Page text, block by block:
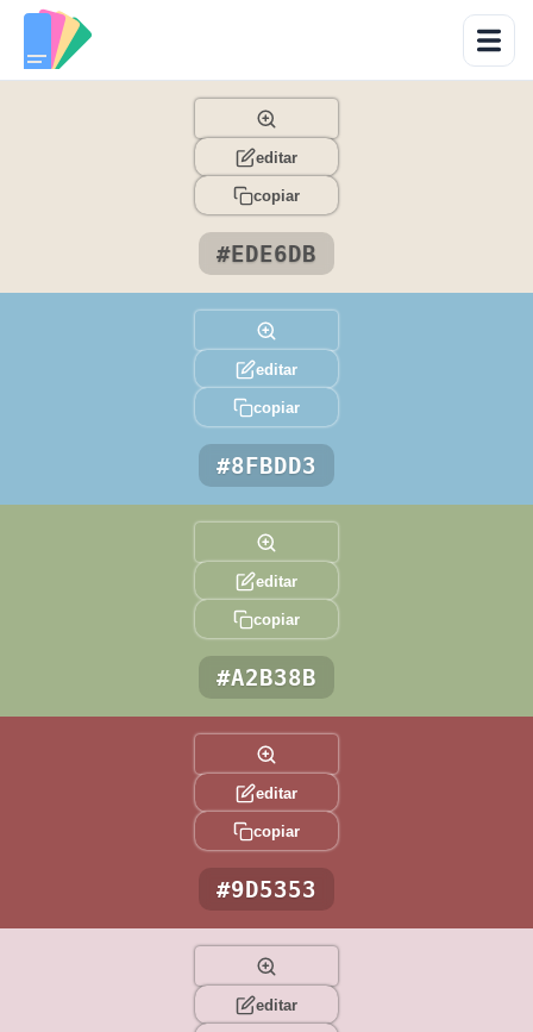
editar
copiar
#EDE6DB
editar
copiar
#8FBDD3
editar
copiar
#A2B38B
editar
copiar
#9D5353
editar